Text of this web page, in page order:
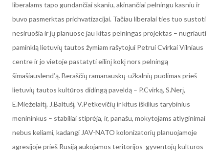
liberalams tapo gundančiai skaniu, akinančiai pelningu kasniu ir
buvo pasmerktas prichvatizacijai. Tačiau liberalai ties tuo sustoti
nesiruošia ir jų planuose jau kitas pelningas projektas – nugriauti
paminklą lietuvių tautos žymiam rašytojui Petrui Cvirkai Vilniaus
centre ir jo vietoje pastatyti eilinį kokį nors pelningą
šimašiauslend’ą. Beraščių ramanauskų-užkalnių puolimas prieš
lietuvių tautos kultūros didingą paveldą – P.Cvirką, S.Nerį,
E.Mieželaitį, J.Baltušį, V.Petkevičių ir kitus iškilius tarybinius
menininkus – stabiliai stiprėja, ir, panašu, mokytojams atlyginimai
nebus keliami, kadangi JAV-NATO kolonizatorių planuojamoje
agresijoje prieš Rusiją aukojamos teritorijos gyventojų kultūros